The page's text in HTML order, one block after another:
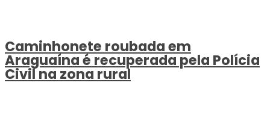
Caminhonete roubada em
Araguaína é recuperada pela Polícia
Civil na zona rural